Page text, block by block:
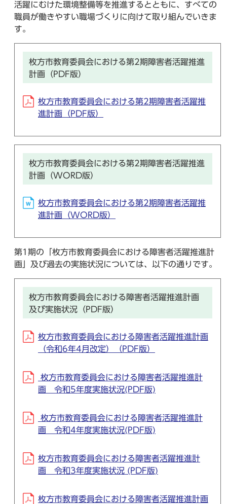
活躍にむけた環境整備等を推進するとともに、すべての
職員が働きやすい職場づくりに向けて取り組んでいきま
す。
枚方市教育委員会における第2期障害者活躍推進
計画（PDF版）
枚方市教育委員会における第2期障害者活躍推
進計画（PDF版）
枚方市教育委員会における第2期障害者活躍推進
計画（WORD版）
枚方市教育委員会における第2期障害者活躍推
進計画（WORD版）
第1期の「枚方市教育委員会における障害者活躍推進計
画」及び過去の実施状況については、以下の通りです。
枚方市教育委員会における障害者活躍推進計画
及び実施状況（PDF版）
枚方市教育委員会における障害者活躍推進計画
（令和6年4月改定）（PDF版）
枚方市教育委員会における障害者活躍推進計
画 令和5年度実施状況(PDF版)
枚方市教育委員会における障害者活躍推進計
画 令和4年度実施状況(PDF版)
枚方市教育委員会における障害者活躍推進計
画 令和3年度実施状況 (PDF版)
枚方市教育委員会における障害者活躍推進計画